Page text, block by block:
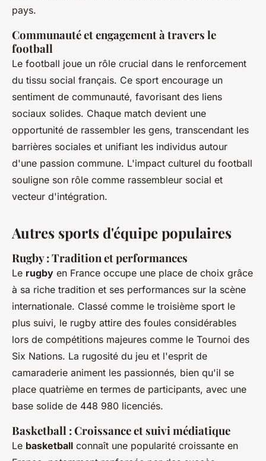
pays.
Communauté et engagement à travers le
football
Le football joue un rôle crucial dans le renforcement
du tissu social français. Ce sport encourage un
sentiment de communauté, favorisant des liens
sociaux solides. Chaque match devient une
opportunité de rassembler les gens, transcendant les
barrières sociales et unifiant les individus autour
d'une passion commune. L'impact culturel du football
souligne son rôle comme rassembleur social et
vecteur d'intégration.
Autres sports d'équipe populaires
Rugby : Tradition et performances
Le rugby en France occupe une place de choix grâce
à sa riche tradition et ses performances sur la scène
internationale. Classé comme le troisième sport le
plus suivi, le rugby attire des foules considérables
lors de compétitions majeures comme le Tournoi des
Six Nations. La rugosité du jeu et l'esprit de
camaraderie animent les passionnés, bien qu'il se
place quatrième en termes de participants, avec une
base solide de 448 980 licenciés.
Basketball : Croissance et suivi médiatique
Le basketball connaît une popularité croissante en